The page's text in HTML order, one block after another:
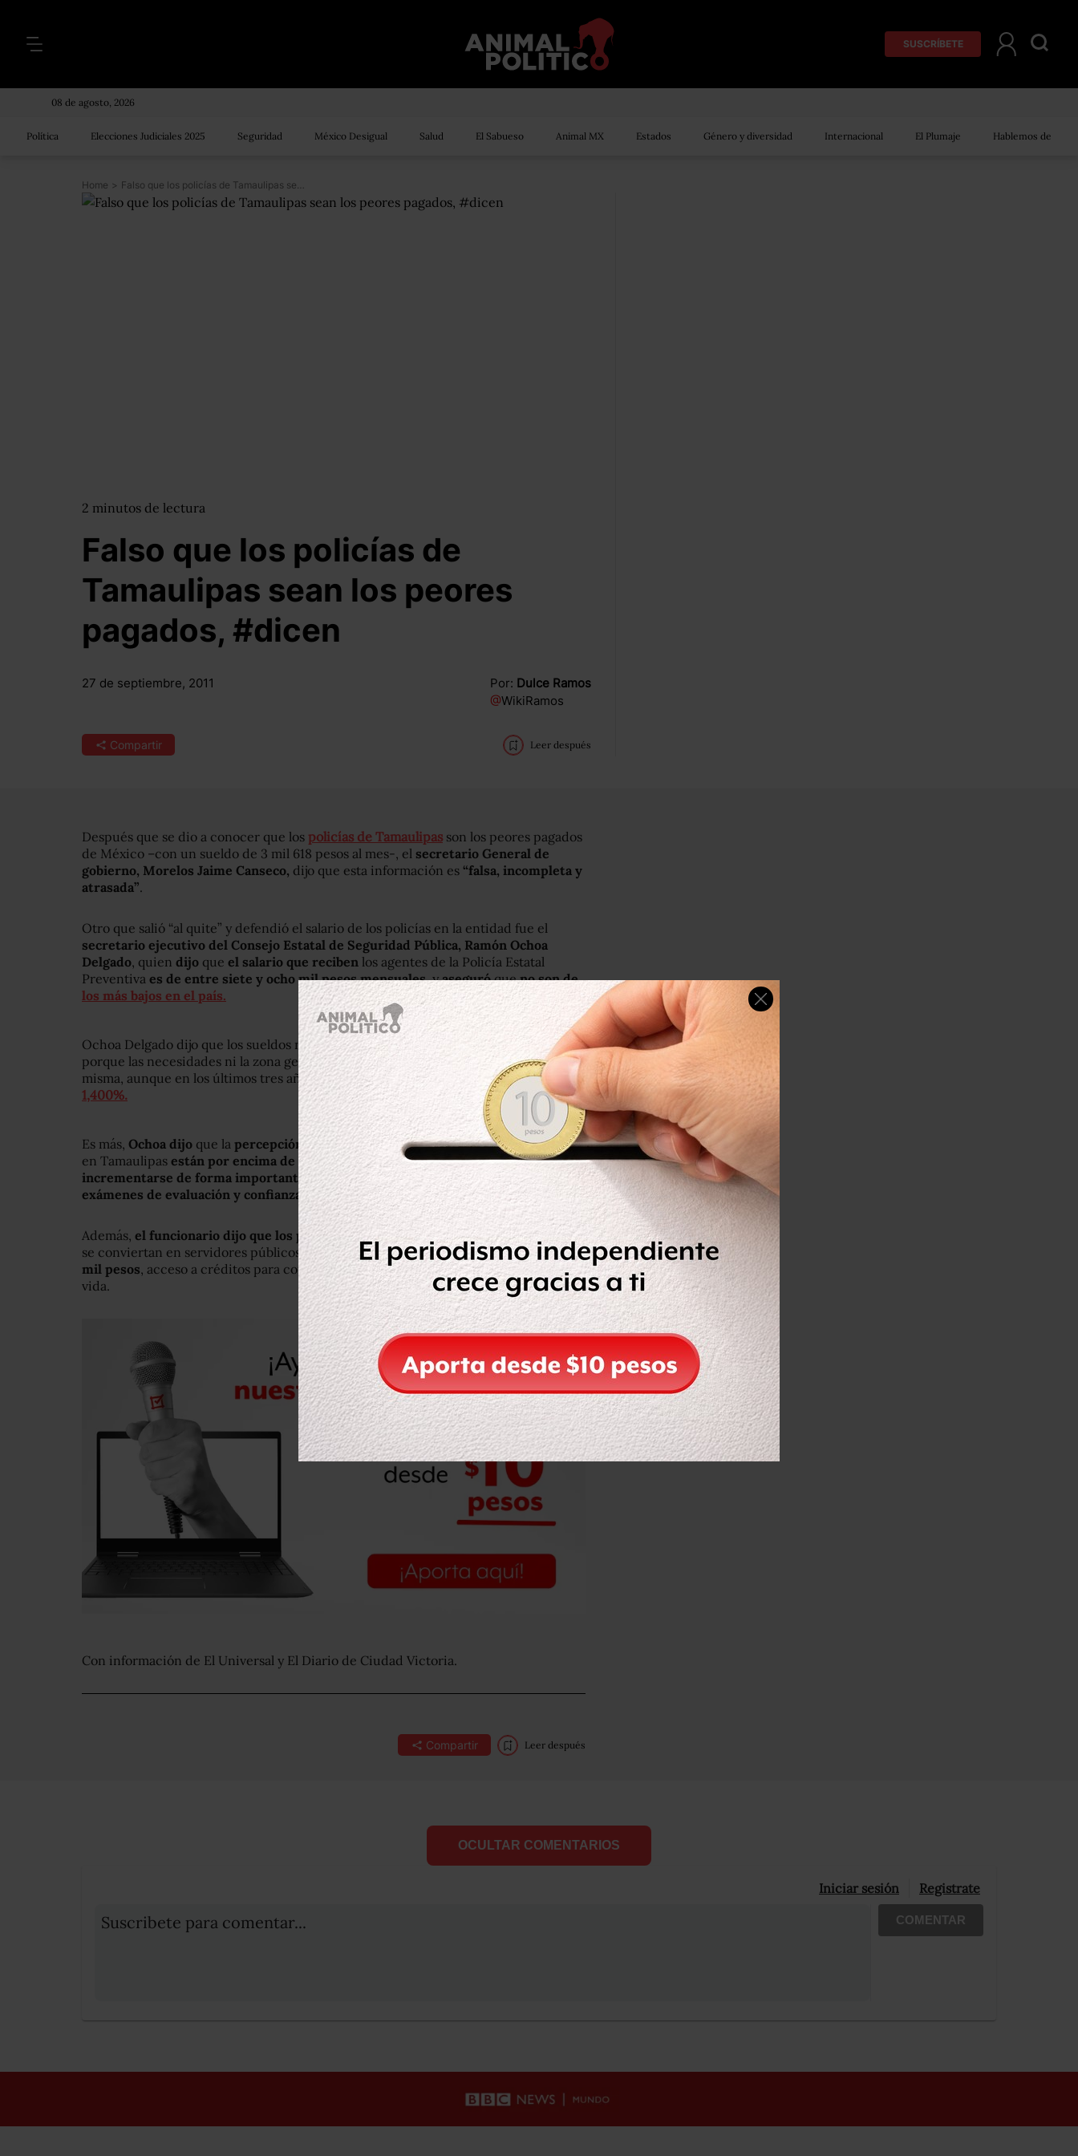
SUSCRÍBETE
08 de agosto, 2026
Política Elecciones Judiciales 2025 Seguridad México Desigual Salud El Sabueso Animal MX Estados Género y diversidad Internacional El Plumaje Hablemos de
Home > Falso que los policías de Tamaulipas sean los peores pagados, #dicen
2 minutos de lectura
Falso que los policías de
Tamaulipas sean los peores
pagados, #dicen
27 de septiembre, 2011 Por: Dulce Ramos
@WikiRamos
Compartir Leer después
Después que se dio a conocer que los policías de Tamaulipas son los peores pagados
de México –con un sueldo de 3 mil 618 pesos al mes-, el secretario General de
gobierno, Morelos Jaime Canseco, dijo que esta información es “falsa, incompleta y
atrasada”.
Otro que salió “al quite” y defendió el salario de los policías en la entidad fue el
secretario ejecutivo del Consejo Estatal de Seguridad Pública, Ramón Ochoa
Delgado, quien dijo que el salario que reciben los agentes de la Policía Estatal
Preventiva es de entre siete y ocho mil pesos mensuales, yaseguróqueno son de
los más bajos en el país.
Ochoa Delgado dijo que los sueldos no tienen que ser iguales al de otras entidades,
porque las necesidades ni la zona geográfica donde se encuentra Tamaulipas es la
misma, aunque en los últimos tres años laviolencia en el estado haya aumentado
1,400%.
Es más, Ochoa dijo que la percepción y las prestacioneseconómicas de los policías
en Tamaulipas están por encima de la media nacionaly “enespera de poder
incrementarse de forma importante” en cuanto secapaciten y pasen los
exámenes de evaluación y confianza.
Además, el funcionario dijo que los policías queformen parte del nuevo modelo “y
se conviertan en servidores públicos ejemplares” recibirán un sueldo de más de 12
mil pesos, acceso a créditos para comprar casa, becas para sus hijos y un seguro de
vida.
Con información de El Universal y El Diario de Ciudad Victoria.
Compartir Leer después
OCULTAR COMENTARIOS
Iniciar sesión Registrate
Suscribete para comentar... COMENTAR